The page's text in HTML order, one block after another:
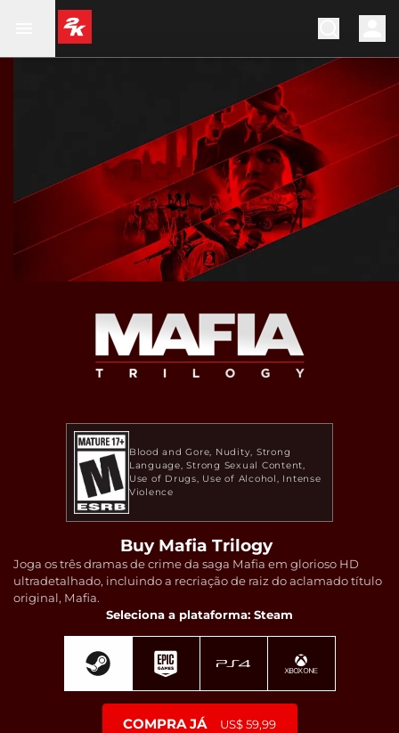
Blood and Gore Nudity Strong
Language Strong Sexual Content
Use of Drugs
Use of Alcohol
Intense
Violence
Buy Mafia Trilogy
Joga os três dramas de crime da saga Mafia em glorioso HD
ultradetalhado, incluindo a recriação de raiz do aclamado título
original, Mafia.
Seleciona a plataforma: Steam
COMPRA JÁ US$ 59,99